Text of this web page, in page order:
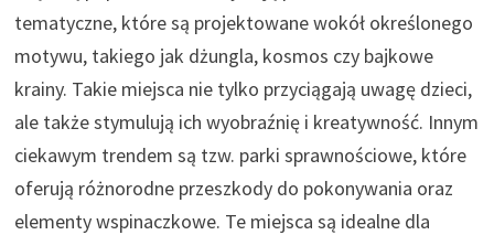
tematyczne, które są projektowane wokół określonego
motywu, takiego jak dżungla, kosmos czy bajkowe
krainy. Takie miejsca nie tylko przyciągają uwagę dzieci,
ale także stymulują ich wyobraźnię i kreatywność. Innym
ciekawym trendem są tzw. parki sprawnościowe, które
oferują różnorodne przeszkody do pokonywania oraz
elementy wspinaczkowe. Te miejsca są idealne dla